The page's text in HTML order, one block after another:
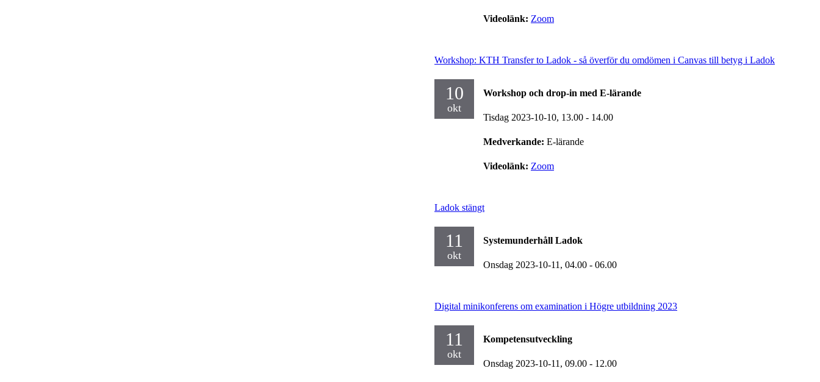
Videolänk: Zoom
Workshop: KTH Transfer to Ladok - så överför du omdömen i Canvas till betyg i Ladok
10
okt
Workshop och drop-in med E-lärande
Tisdag 2023-10-10, 13.00 - 14.00
Medverkande: E-lärande
Videolänk: Zoom
Ladok stängt
11
okt
Systemunderhåll Ladok
Onsdag 2023-10-11, 04.00 - 06.00
Digital minikonferens om examination i Högre utbildning 2023
11
okt
Kompetensutveckling
Onsdag 2023-10-11, 09.00 - 12.00